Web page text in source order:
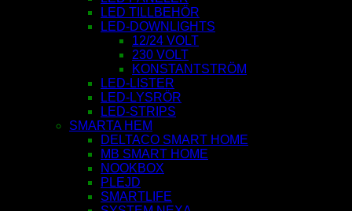
LED TILLBEHÖR
LED-DOWNLIGHTS
12/24 VOLT
230 VOLT
KONSTANTSTRÖM
LED-LISTER
LED-LYSRÖR
LED-STRIPS
SMARTA HEM
DELTACO SMART HOME
MB SMART HOME
NOOKBOX
PLEJD
SMARTLIFE